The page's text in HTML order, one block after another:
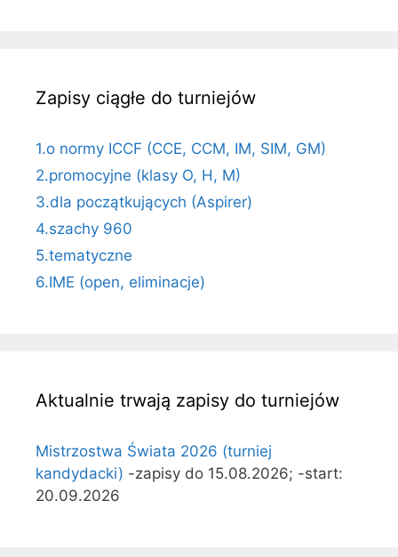
Zapisy ciągłe do turniejów
1.o normy ICCF (CCE, CCM, IM, SIM, GM)
2.promocyjne (klasy O, H, M)
3.dla początkujących (Aspirer)
4.szachy 960
5.tematyczne
6.IME (open, eliminacje)
Aktualnie trwają zapisy do turniejów
Mistrzostwa Świata 2026 (turniej
kandydacki) -zapisy do 15.08.2026; -start:
20.09.2026